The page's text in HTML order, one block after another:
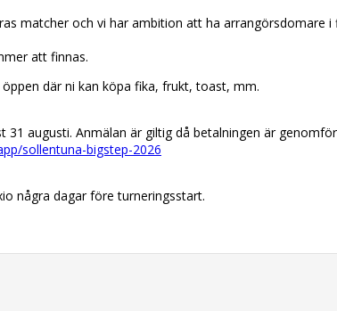
matcher och vi har ambition att ha arrangörsdomare
att finnas.
där ni kan köpa fika, frukt, toast, mm.
31 augusti. Anmälan är giltig då betalningen är
sollentuna-bigstep-2026
några dagar före turneringsstart.